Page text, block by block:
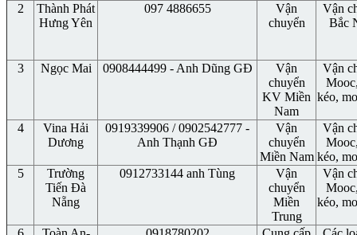
2
Thành Phát
Hưng Yên
097 4886655
Vận
chuyển
Vận
Bắc
3 Ngọc Mai 0908444499 - Anh Dũng GĐ
Vận
chuyển
KV Miền
Nam
Vận
kéo,
4
Vina Hải
Dương
0919339906 / 0902542777 -
Anh Thạnh GĐ
Vận
chuyển
Miền Nam
Vận
kéo,
5
Trường
Tiến Đà
Nẵng
0912733144 anh Tùng
Vận
chuyển
Miền
Trung
Vận
kéo,